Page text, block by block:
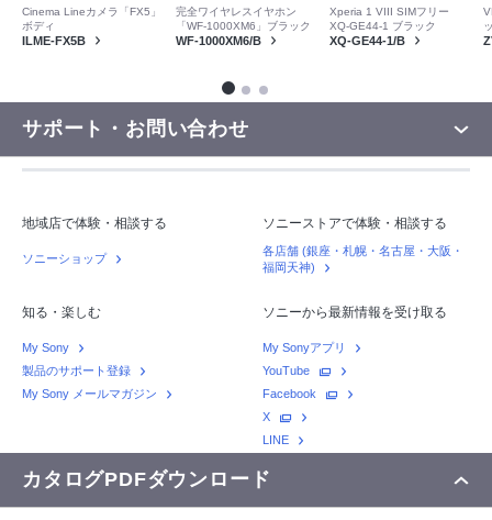
Cinema Lineカメラ「FX5」
ボディ
ILME-FX5B
完全ワイヤレスイヤホン
「WF-1000XM6」ブラック
WF-1000XM6/B
Xperia 1 VIII SIMフリー
XQ-GE44-1 ブラック
XQ-GE44-1/B
サポート・お問い合わせ
地域店で体験・相談する
ソニーショップ
ソニーストアで体験・相談する
各店舗 (銀座・札幌・名古屋・大阪・
福岡天神)
知る・楽しむ
My Sony
製品のサポート登録
My Sony メールマガジン
ソニーから最新情報を受け取る
My Sonyアプリ
YouTube
Facebook
X
LINE
カタログPDFダウンロード